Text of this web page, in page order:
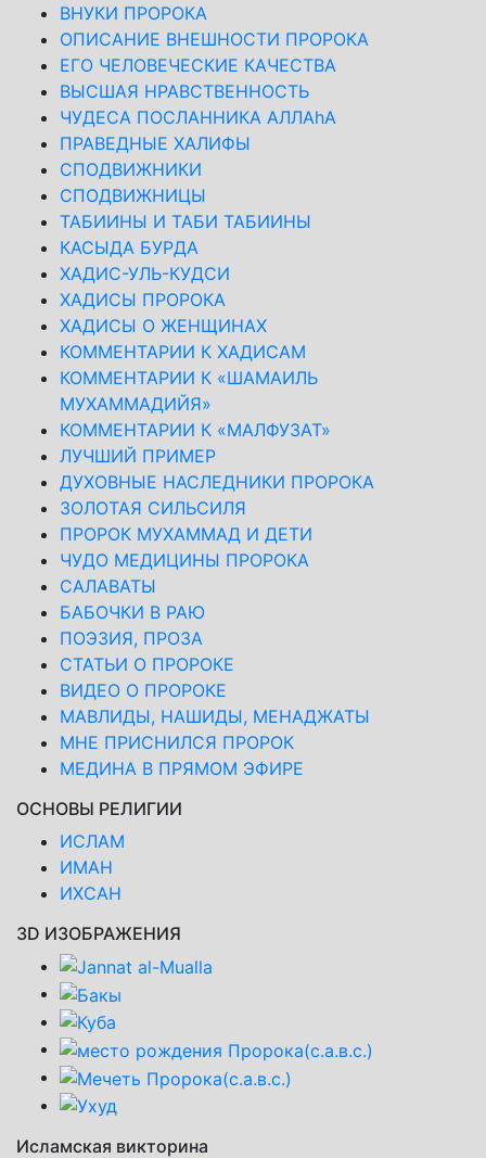
ВНУКИ ПРОРОКА
ОПИСАНИЕ ВНЕШНОСТИ ПРОРОКА
ЕГО ЧЕЛОВЕЧЕСКИЕ КАЧЕСТВА
ВЫСШАЯ НРАВСТВЕННОСТЬ
ЧУДЕСА ПОСЛАННИКА АЛЛАhА
ПРАВЕДНЫЕ ХАЛИФЫ
СПОДВИЖНИКИ
СПОДВИЖНИЦЫ
ТАБИИНЫ И ТАБИ ТАБИИНЫ
КАСЫДА БУРДА
ХАДИС-УЛЬ-КУДСИ
ХАДИСЫ ПРОРОКА
ХАДИСЫ О ЖЕНЩИНАХ
КОММЕНТАРИИ К ХАДИСАМ
КОММЕНТАРИИ К «ШАМАИЛЬ
МУХАММАДИЙЯ»
КОММЕНТАРИИ К «МАЛФУЗАТ»
ЛУЧШИЙ ПРИМЕР
ДУХОВНЫЕ НАСЛЕДНИКИ ПРОРОКА
ЗОЛОТАЯ СИЛЬСИЛЯ
ПРОРОК МУХАММАД И ДЕТИ
ЧУДО МЕДИЦИНЫ ПРОРОКА
САЛАВАТЫ
БАБОЧКИ В РАЮ
ПОЭЗИЯ, ПРОЗА
СТАТЬИ О ПРОРОКЕ
ВИДЕО О ПРОРОКЕ
МАВЛИДЫ, НАШИДЫ, МЕНАДЖАТЫ
МНЕ ПРИСНИЛСЯ ПРОРОК
МЕДИНА В ПРЯМОМ ЭФИРЕ
ОСНОВЫ РЕЛИГИИ
ИСЛАМ
ИМАН
ИХСАН
3D ИЗОБРАЖЕНИЯ
Исламская викторина